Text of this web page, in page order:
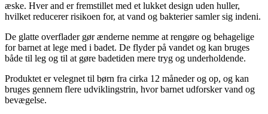
æske. Hver and er fremstillet med et lukket design uden huller,
hvilket reducerer risikoen for, at vand og bakterier samler sig indeni.
De glatte overflader gør ænderne nemme at rengøre og behagelige
for barnet at lege med i badet. De flyder på vandet og kan bruges
både til leg og til at gøre badetiden mere tryg og underholdende.
Produktet er velegnet til børn fra cirka 12 måneder og op, og kan
bruges gennem flere udviklingstrin, hvor barnet udforsker vand og
bevægelse.